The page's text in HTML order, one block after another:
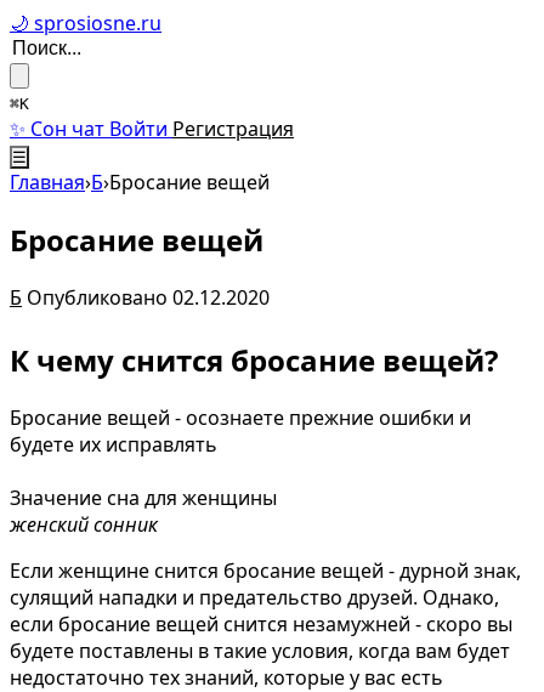
🌙 sprosiosne.ru
⌘K
✨ Сон чат Войти Регистрация
☰
Главная›Б›Бросание вещей
Бросание вещей
Б Опубликовано 02.12.2020
К чему снится бросание вещей?
Бросание вещей - осознаете прежние ошибки и
будете их исправлять
Значение сна для женщины
женский сонник
Если женщине снится бросание вещей - дурной знак,
сулящий нападки и предательство друзей. Однако,
если бросание вещей снится незамужней - скоро вы
будете поставлены в такие условия, когда вам будет
недостаточно тех знаний, которые у вас есть